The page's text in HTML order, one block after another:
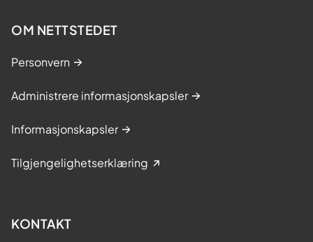
OM NETTSTEDET
Personvern
Administrere informasjonskapsler
Informasjonskapsler
Tilgjengelighetserklæring
KONTAKT